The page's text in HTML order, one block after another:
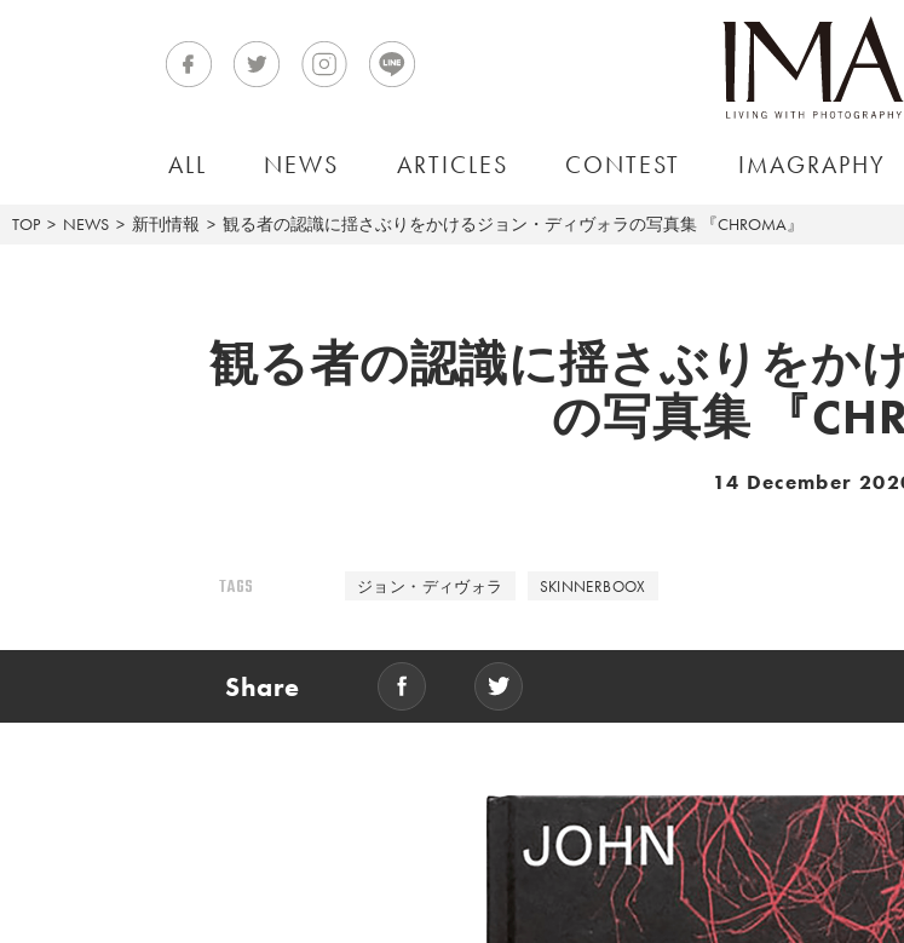
ALL NEWS ARTICLES CONTEST IMAGRAPHY
TOP NEWS 新刊情報 観る者の認識に揺さぶりをかけるジョン・ディヴォラの写真集 『CHROMA』
観る者の認識に揺さぶりをか
の写真集 『
14 December
TAGS ジョン・ディヴォラ SKINNERBOOX
Share